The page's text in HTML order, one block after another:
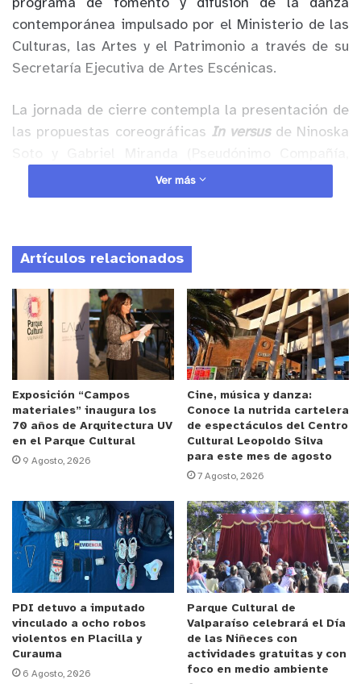
programa de fomento y difusión de la danza
contemporánea impulsado por el Ministerio de las
Culturas, las Artes y el Patrimonio a través de su
Secretaría Ejecutiva de Artes Escénicas.
La jornada de cierre contempla la presentación de
las propuestas coreográficas In versus de Ninoska
Región Metropolitana),Zoológico de lo no extinto
aúnde Sandra Acevedo (Región de
Rojas (Región de Valparaíso), todos trabajos que
se exhibirán por primera vez al público en
modalidad de apertura de proceso, en un recorrido
gratuito que se extenderá entre las 19:30 y las
22:00 horas por distintos puntos del Parque
Cultural Valparaíso. El mismo sábado, pero en
formato online, se exhibirá un fragmento
deEloísa,
propuesta del coreógrafo Manuel
Jaramillo (Región de Los Lagos) que se podrá ver
durante todo el día a través del canal de YouTube
del Parque Cultural de Valparaíso
Anuncio Patrocinado
“A lo largo de su historia este programa ha
contribuido de manera permanente al desarrollo y
reconocimiento disciplinar de la danza en Chile,
logrando visibilizar la diversidad coreográfica de
los distintos territorios a nivel nacional ”, afirmó la
subsecretaria de las Culturas y las Artes, Andrea
Gutiérrez Vásquez.
Ver más
Artículos relacionados
Exposición “Campos
materiales” inaugura los
70 años de Arquitectura UV
en el Parque Cultural
9 Agosto, 2026
Cine, música y danza:
Conoce la nutrida cartelera
de espectáculos del Centro
Cultural Leopoldo Silva
para este mes de agosto
7 Agosto, 2026
PDI detuvo a imputado
vinculado a ocho robos
violentos en Placilla y
Curauma
6 Agosto, 2026
Parque Cultural de
Valparaíso celebrará el Día
de las Niñeces con
actividades gratuitas y con
foco en medio ambiente